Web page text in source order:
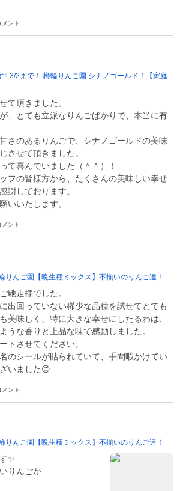
メント
‼ 3/2まで！ 樽輪りんご園 シナノゴールド！【家庭
て頂きました。
、とても立派なりんごばかりで、本当に有
さのあるりんごで、シナノゴールドの美味
させて頂きました。
て喜んでいました（＾＾）！
フの皆様方から、たくさんの美味しい幸せ
謝しております。
いいたします。
メント
りんご園【晩生種ミックス】不揃いのりんご達！
馳走様でした。
出回っていない稀少な品種を試せてとても
美味しく、特に大きな幸せにしたるわは、
うな香りと上品な味で感動しました。
トさせてください。
のシールが貼られていて、手間暇かけてい
いました😊
メント
りんご園【晩生種ミックス】不揃いのりんご達！
✨
りんごが